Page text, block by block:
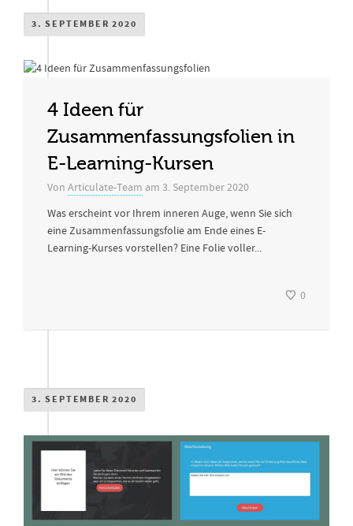
3. SEPTEMBER 2020
4 Ideen für
Zusammenfassungsfolien in
E-Learning-Kursen
Von Articulate-Team am 3. September 2020
Was erscheint vor Ihrem inneren Auge, wenn Sie sich
eine Zusammenfassungsfolie am Ende eines E-
Learning-Kurses vorstellen? Eine Folie voller...
0
3. SEPTEMBER 2020